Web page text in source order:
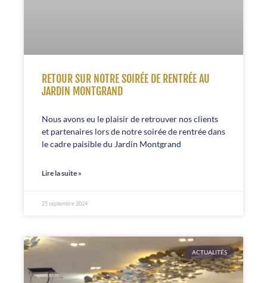
RETOUR SUR NOTRE SOIRÉE DE RENTRÉE AU
JARDIN MONTGRAND
Nous avons eu le plaisir de retrouver nos clients
et partenaires lors de notre soirée de rentrée dans
le cadre paisible du Jardin Montgrand
Lire la suite »
25 septembre 2024
ACTUALITÉS